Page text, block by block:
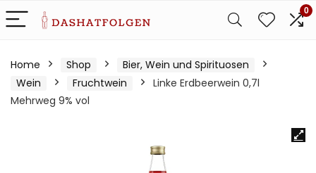
0
Home Shop
Bier, Wein und Spirituosen
Wein
Fruchtwein
Linke Erdbeerwein 0,7l
Mehrweg 9% vol